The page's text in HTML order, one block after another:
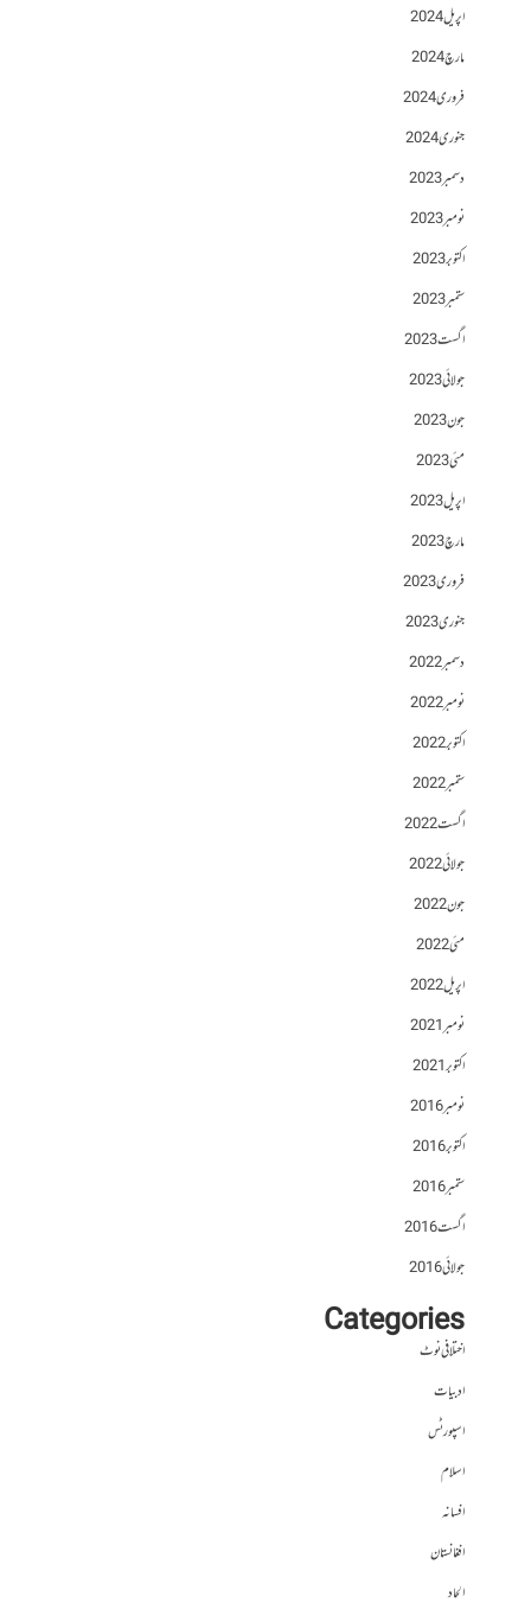
اپریل 2024
مارچ 2024
فروری 2024
جنوری 2024
دسمبر 2023
نومبر 2023
اکتوبر 2023
ستمبر 2023
اگست 2023
جولائی 2023
جون 2023
مئی 2023
اپریل 2023
مارچ 2023
فروری 2023
جنوری 2023
دسمبر 2022
نومبر 2022
اکتوبر 2022
ستمبر 2022
اگست 2022
جولائی 2022
جون 2022
مئی 2022
اپریل 2022
نومبر 2021
اکتوبر 2021
نومبر 2016
اکتوبر 2016
ستمبر 2016
اگست 2016
جولائی 2016
Categories
اختلافی نوٹ
ادبیات
اسپورٹس
اسلام
افسانہ
افغانستان
الحاد